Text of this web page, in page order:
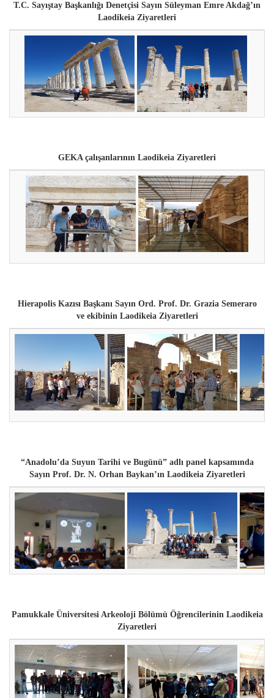
T.C. Sayıştay Başkanlığı Denetçisi Sayın Süleyman Emre Akdağ’ın
Laodikeia Ziyaretleri
GEKA çalışanlarının Laodikeia Ziyaretleri
Hierapolis Kazısı Başkanı Sayın Ord. Prof. Dr. Grazia Semeraro
ve ekibinin Laodikeia Ziyaretleri
“Anadolu’da Suyun Tarihi ve Bugünü” adlı panel kapsamında
Sayın Prof. Dr. N. Orhan Baykan’ın Laodikeia Ziyaretleri
Pamukkale Üniversitesi Arkeoloji Bölümü Öğrencilerinin Laodikeia
Ziyaretleri